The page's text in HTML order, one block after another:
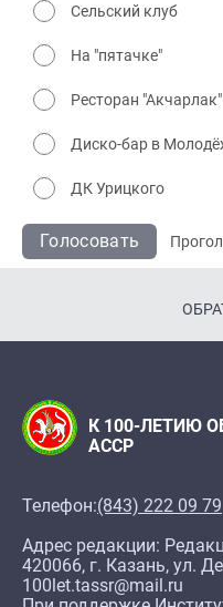
Сельский клуб
На "пятачке"
Ресторан "Акчарлак"
Диско-бар в
ДК Урицкого
Голосовать
К 100-ЛЕТИЮ
АССР
Телефон:(843) 222 09 79
Адрес редакции:
420066, г. Казань, ул.
100let.tassr@mail.ru